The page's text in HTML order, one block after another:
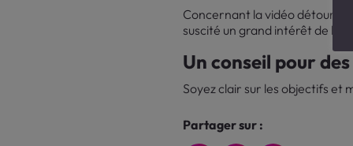
Concernant la vidéo
suscité un grand intérêt de
Un conseil pour
Soyez clair sur les objectifs et
Partager sur :